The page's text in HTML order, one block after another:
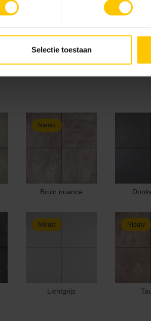
Selectie toestaan
80 x 80 x 4 100 x
Nieuw
Bruin nuance
Nieuw
Lichtgrijs
Nieuw